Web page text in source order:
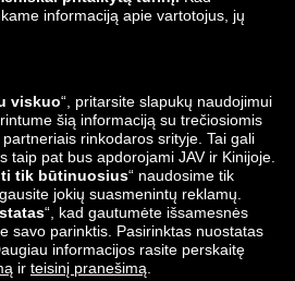
zalando-lounge.hr
zalando-lounge.ee
zalando-lounge.no